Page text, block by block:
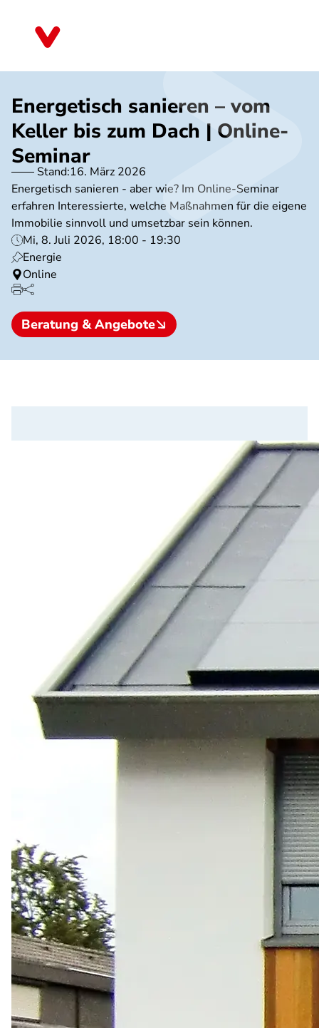
Energetisch sanieren – vom
Keller bis zum Dach | Online-
Seminar
Stand:16. März 2026
Energetisch sanieren - aber wie? Im Online-Seminar
erfahren Interessierte, welche Maßnahmen für die eigene
Immobilie sinnvoll und umsetzbar sein können.
Mi, 8. Juli 2026, 18:00 - 19:30
Energie
Online
Beratung & Angebote